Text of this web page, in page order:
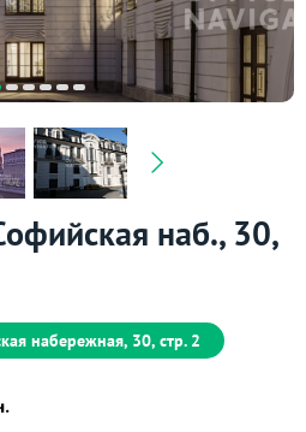
наб., 30,
набережная, 30, стр. 2